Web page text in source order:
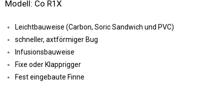
Modell: Co R1X
Leichtbauweise (Carbon, Soric Sandwich und PVC)
schneller, axtförmiger Bug
Infusionsbauweise
Fixe oder Klapprigger
Fest eingebaute Finne